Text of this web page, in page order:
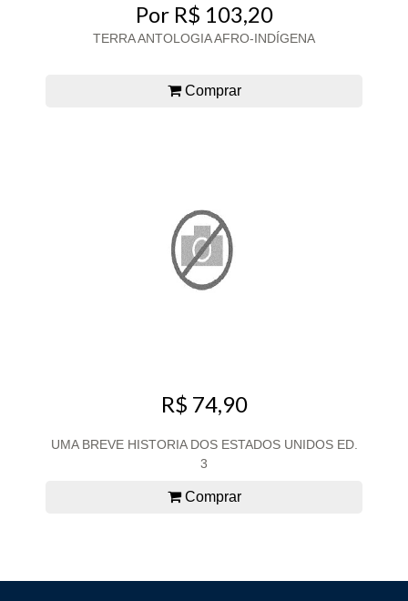
Por R$ 103,20
TERRA ANTOLOGIA AFRO-INDÍGENA
Comprar
R$ 74,90
UMA BREVE HISTORIA DOS ESTADOS UNIDOS ED.
3
Comprar